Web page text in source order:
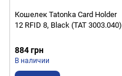
Кошелек Tatonka Card Holder
12 RFID 8, Black (TAT 3003.040)
884 грн
В наличии